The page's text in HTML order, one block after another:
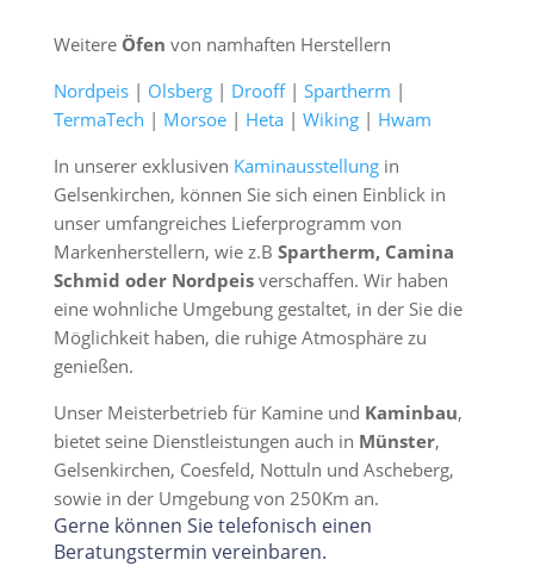
Weitere Öfen von namhaften Herstellern
Nordpeis| Olsberg| Drooff| Spartherm |
TermaTech | Morsoe| Heta| Wiking| Hwam
In unserer exklusiven Kaminausstellungin
Gelsenkirchen, können Sie sich einen Einblick in
unser umfangreiches Lieferprogramm von
Markenherstellern, wie z.B Spartherm, Camina
Schmid oder Nordpeisverschaffen. Wir haben
eine wohnliche Umgebung gestaltet, in der Sie die
Möglichkeit haben, die ruhige Atmosphäre zu
genießen.
Unser Meisterbetrieb für Kamine und Kaminbau,
bietet seine Dienstleistungen auch in Münster,
Gelsenkirchen, Coesfeld, Nottuln und Ascheberg,
sowie in der Umgebung von 250Km an.
Gerne können Sie telefonisch einen
Beratungstermin vereinbaren.